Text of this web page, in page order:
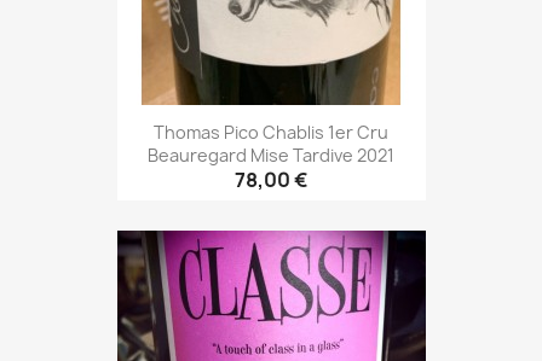
Thomas Pico Chablis 1er Cru
Beauregard Mise Tardive 2021
78,00 €